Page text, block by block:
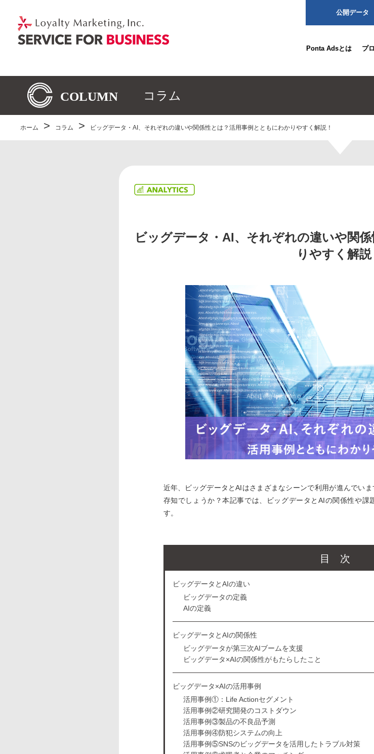
公開データ
Ponta Adsとは プ
コラム
ホーム コラム ビッグデータ・AI、それぞれの違いや関係性とは？活用事例とともにわかりやすく解説！
ビッグデータ・AI、それぞれの違いや関
りやすく解説
近年、ビッグデータとAIはさまざまなシーンで利用が進んでい
存知でしょうか？本記事では、ビッグデータとAIの関係性や課
す。
目次
ビッグデータとAIの違い
ビッグデータの定義
AIの定義
ビッグデータとAIの関係性
ビッグデータが第三次AIブームを支援
ビッグデータ×AIの関係性がもたらしたこと
ビッグデータ×AIの活用事例
活用事例①：Life Actionセグメント
活用事例②研究開発のコストダウン
活用事例③製品の不良品予測
活用事例④防犯システムの向上
活用事例⑤SNSのビッグデータを活用したトラブル対策